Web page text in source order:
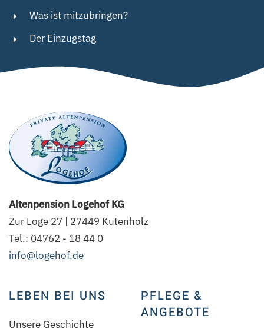
Was ist mitzubringen?
Der Einzugstag
Altenpension Logehof KG
Zur Loge 27 | 27449 Kutenholz
Tel.: 04762 - 18 44 0
info@logehof.de
LEBEN BEI UNS
Unsere Geschichte
PFLEGE &
ANGEBOTE